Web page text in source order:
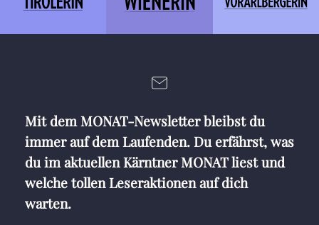
Mit dem MONAT-Newsletter bleibst du
immer auf dem Laufenden. Du erfährst, was
du im aktuellen Kärntner MONAT liest und
welche tollen Leseraktionen auf dich
warten.